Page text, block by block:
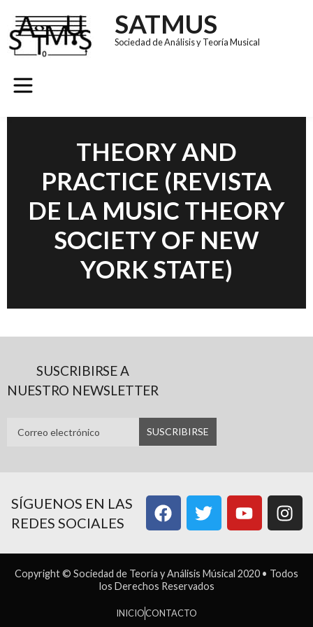
SATMUS
Sociedad de Análisis y Teoría Musical
THEORY AND
PRACTICE (REVISTA
DE LA MUSIC THEORY
SOCIETY OF NEW
YORK STATE)
SUSCRIBIRSE A
NUESTRO NEWSLETTER
SÍGUENOS EN LAS
REDES SOCIALES
Copyright © Sociedad de Teoría y Análisis Músical 2020 • Todos
los Derechos Reservados
INICIOCONTACTO